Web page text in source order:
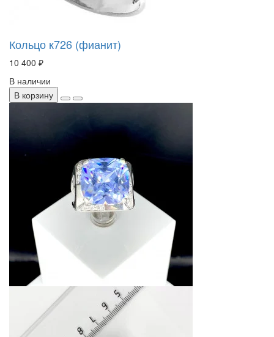
Кольцо к726 (фианит)
10 400 ₽
В наличии
В корзину